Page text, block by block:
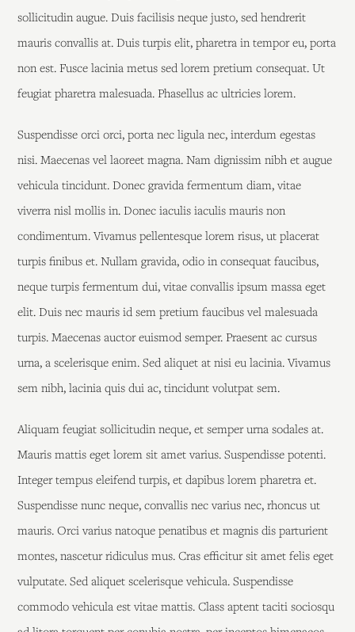
sollicitudin augue. Duis facilisis neque justo, sed hendrerit
mauris convallis at. Duis turpis elit, pharetra in tempor eu, porta
non est. Fusce lacinia metus sed lorem pretium consequat. Ut
feugiat pharetra malesuada. Phasellus ac ultricies lorem.
Suspendisse orci orci, porta nec ligula nec, interdum egestas
nisi. Maecenas vel laoreet magna. Nam dignissim nibh et augue
vehicula tincidunt. Donec gravida fermentum diam, vitae
viverra nisl mollis in. Donec iaculis iaculis mauris non
condimentum. Vivamus pellentesque lorem risus, ut placerat
turpis finibus et. Nullam gravida, odio in consequat faucibus,
neque turpis fermentum dui, vitae convallis ipsum massa eget
elit. Duis nec mauris id sem pretium faucibus vel malesuada
turpis. Maecenas auctor euismod semper. Praesent ac cursus
urna, a scelerisque enim. Sed aliquet at nisi eu lacinia. Vivamus
sem nibh, lacinia quis dui ac, tincidunt volutpat sem.
Aliquam feugiat sollicitudin neque, et semper urna sodales at.
Mauris mattis eget lorem sit amet varius. Suspendisse potenti.
Integer tempus eleifend turpis, et dapibus lorem pharetra et.
Suspendisse nunc neque, convallis nec varius nec, rhoncus ut
mauris. Orci varius natoque penatibus et magnis dis parturient
montes, nascetur ridiculus mus. Cras efficitur sit amet felis eget
vulputate. Sed aliquet scelerisque vehicula. Suspendisse
commodo vehicula est vitae mattis. Class aptent taciti sociosqu